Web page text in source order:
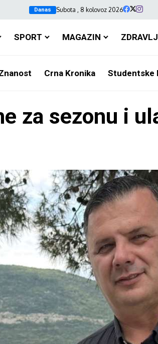
Danas Subota , 8 kolovoz 2026
SPORT MAGAZIN
Crna Kronika Studentske
za sezonu i